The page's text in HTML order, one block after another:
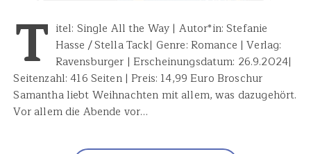
T itel: Single All the Way | Autor*in: Stefanie
Hasse / Stella Tack| Genre: Romance | Verlag:
Ravensburger | Erscheinungsdatum: 26.9.2024|
Seitenzahl: 416 Seiten | Preis: 14,99 Euro Broschur
Samantha liebt Weihnachten mit allem, was dazugehört.
Vor allem die Abende vor…